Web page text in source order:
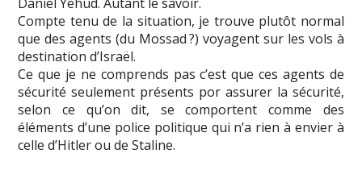
Compte tenu de la situation, je trouve plutôt normal
que des agents (du Mossad ?) voyagent sur les vols à
destination d’Israël.
Ce que je ne comprends pas c’est que ces agents de
sécurité seulement présents por assurer la sécurité,
selon ce qu’on dit, se comportent comme des
éléments d’une police politique qui n’a rien à envier à
celle d’Hitler ou de Staline.